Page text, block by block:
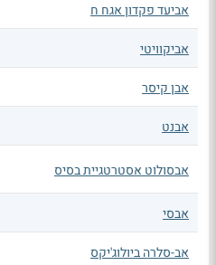
אביעד פקדון אגח ח
אביקוויטי
אבן קיסר
אבנט
אבסולוט אסטרטגיית בסיס
אבסי
אב-סלרה ביולוג'יקס